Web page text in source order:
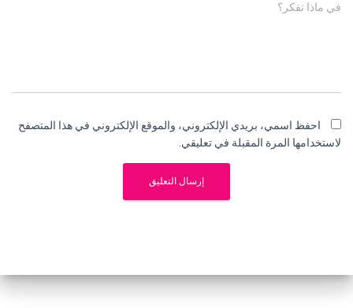
في ماذا تفكر؟
احفظ اسمي، بريدي الإلكتروني، والموقع الإلكتروني في هذا المتصفح
لاستخدامها المرة المقبلة في تعليقي.